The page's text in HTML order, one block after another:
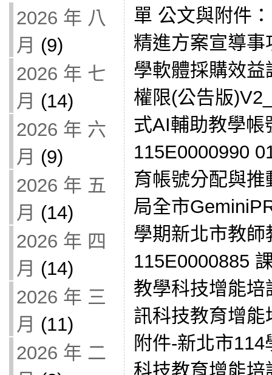
2026 年 八
月 (9)
2026 年 七
月 (14)
2026 年 六
月 (9)
2026 年 五
月 (14)
2026 年 四
月 (14)
2026 年 三
月 (11)
2026 年 二
單 公文與附件
精進方案宣導
學軟體採購效
權限(公告版
式AI輔助教學帳
115E0000990
育帳號分配與
局全市
學期新北市教
115E0000885
教學科技增能
訊科技教育增
附件-新北市
科技教育增能